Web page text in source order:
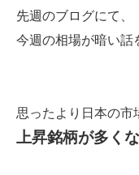
先週のブログにて、
今週の相場が暗い話
思ったより日本の市
上昇銘柄が多く